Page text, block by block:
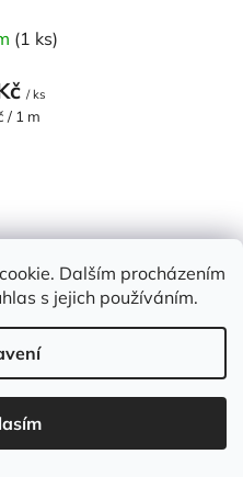
Dalším procházením
s jejich používáním.
(1 ks)
/ ks
/ 1 m